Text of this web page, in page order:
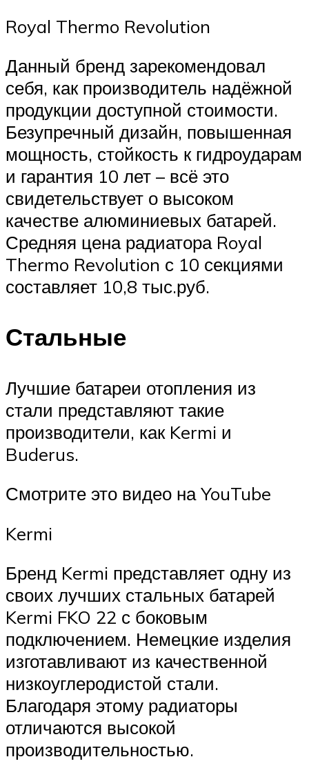
Royal Thermo Revolution
Данный бренд зарекомендовал
себя, как производитель надёжной
продукции доступной стоимости.
Безупречный дизайн, повышенная
мощность, стойкость к гидроударам
и гарантия 10 лет – всё это
свидетельствует о высоком
качестве алюминиевых батарей.
Средняя цена радиатора Royal
Thermo Revolution с 10 секциями
составляет 10,8 тыс.руб.
Стальные
Лучшие батареи отопления из
стали представляют такие
производители, как Kermi и
Buderus.
Смотрите это видео на YouTube
Kermi
Бренд Kermi представляет одну из
своих лучших стальных батарей
Kermi FKO 22 с боковым
подключением. Немецкие изделия
изготавливают из качественной
низкоуглеродистой стали.
Благодаря этому радиаторы
отличаются высокой
производительностью.